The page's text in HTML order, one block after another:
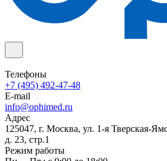
Телефоны
+7 (495) 492-47-48
E-mail
info@ophimed.ru
Адрес
125047, г. Москва, ул. 1-я Тверская-
д. 23, стр.1
Режим работы